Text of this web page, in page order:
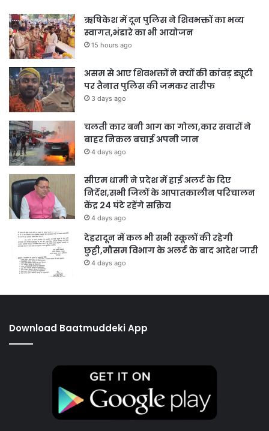
ऋषिकेश में दून पुलिस ने शिवभक्तों का भव्य
स्वागत,भंडारे का भी आयोजन
15 hours ago
असम से आए शिवभक्तों ने क्यों की कांवड़ ड्यूटी
पर तैनात पुलिस की जमकर तारीफ
3 days ago
चलती कार बनी आग का गोला,कार सवारों ने
बाहर निकल बचाई अपनी जान
4 days ago
सीएम धामी ने प्रदेश में हाई अलर्ट के दिए
निर्देश,सभी जिलों के आपातकालीन परिचालन
केंद्र 24 घंटे रहेंगे सक्रिय
4 days ago
देहरादून में कल भी सभी स्कूलों की रहेगी
छुट्टी,मौसम विभाग के अलर्ट के बाद आदेश जारी
4 days ago
Download Baatmuddeki App